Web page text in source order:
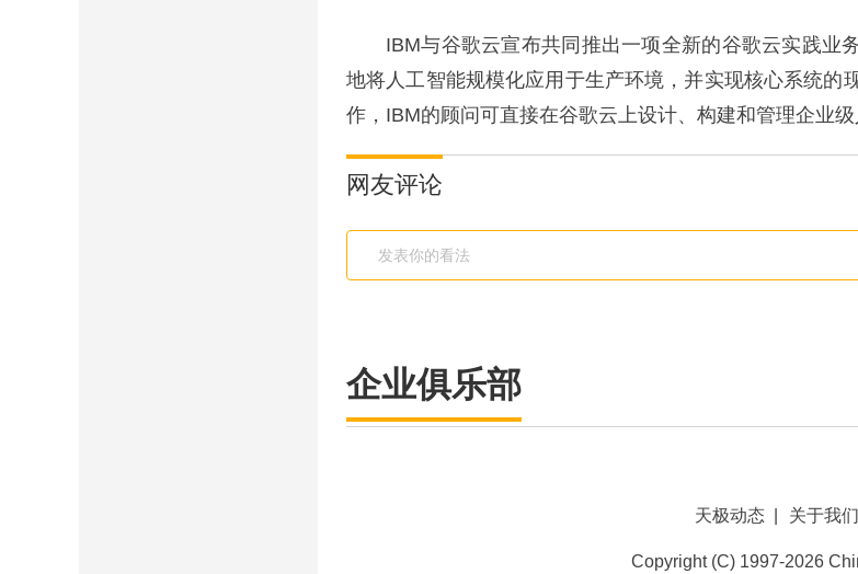
IBM与谷歌云宣布共同推出一项全新的谷歌云实践业
地将人工智能规模化应用于生产环境，并实现核心系统的
作，IBM的顾问可直接在谷歌云上设计、构建和管理企业
网友评论
企业俱乐部
天极动态 关于我们
Copyright (C) 1997-2026